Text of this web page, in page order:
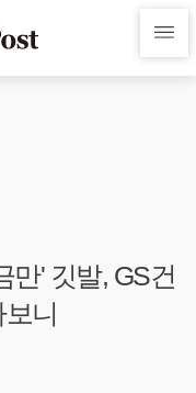
만' 깃발, GS건
니